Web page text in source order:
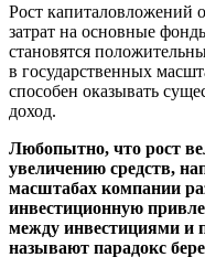
Рост капиталовложений
затрат на основные
становятся
в государственных
способен оказывать
доход.
Любопытно, что рост
увеличению средств,
масштабах компании
инвестиционную
между инвестициями и
называют парадокс